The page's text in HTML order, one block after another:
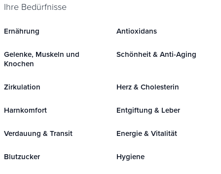
Ihre Bedürfnisse
Ernährung Antioxidans
Gelenke, Muskeln und
Knochen
Schönheit & Anti-Aging
Zirkulation Herz & Cholesterin
Harnkomfort Entgiftung & Leber
Verdauung & Transit Energie & Vitalität
Blutzucker Hygiene